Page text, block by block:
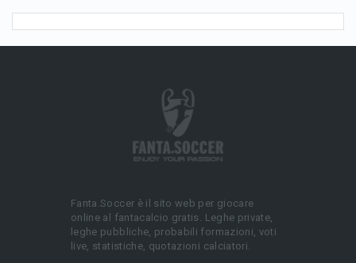
Fanta.Soccer è il sito web per giocare
online al fantacalcio gratis. Leghe private,
leghe pubbliche, probabili formazioni, voti
live, statistiche, quotazioni calciatori.